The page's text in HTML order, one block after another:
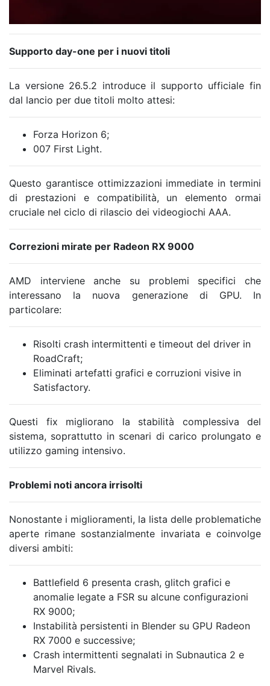
Supporto day-one per i nuovi titoli
La versione 26.5.2 introduce il supporto ufficiale fin
dal lancio per due titoli molto attesi:
Forza Horizon 6;
007 First Light.
Questo garantisce ottimizzazioni immediate in termini
di prestazioni e compatibilità, un elemento ormai
cruciale nel ciclo di rilascio dei videogiochi AAA.
Correzioni mirate per Radeon RX 9000
AMD interviene anche su problemi specifici che
interessano la nuova generazione di GPU. In
particolare:
Risolti crash intermittenti e timeout del driver in
RoadCraft;
Eliminati artefatti grafici e corruzioni visive in
Satisfactory.
Questi fix migliorano la stabilità complessiva del
sistema, soprattutto in scenari di carico prolungato e
utilizzo gaming intensivo.
Problemi noti ancora irrisolti
Nonostante i miglioramenti, la lista delle problematiche
aperte rimane sostanzialmente invariata e coinvolge
diversi ambiti:
Battlefield 6 presenta crash, glitch grafici e
anomalie legate a FSR su alcune configurazioni
RX 9000;
Instabilità persistenti in Blender su GPU Radeon
RX 7000 e successive;
Crash intermittenti segnalati in Subnautica 2 e
Marvel Rivals.